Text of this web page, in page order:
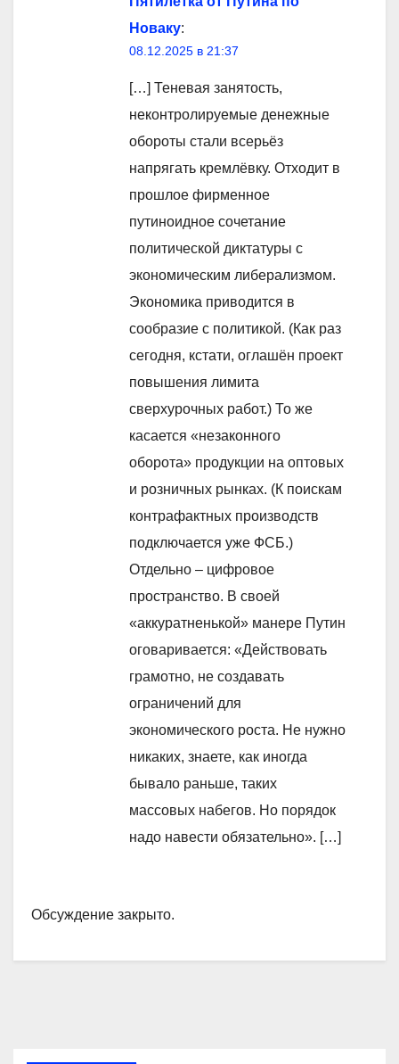
Новаку:
08.12.2025 в 21:37
[…] Теневая занятость,
неконтролируемые денежные
обороты стали всерьёз
напрягать кремлёвку. Отходит в
прошлое фирменное
путиноидное сочетание
политической диктатуры с
экономическим либерализмом.
Экономика приводится в
сообразие с политикой. (Как раз
сегодня, кстати, оглашён проект
повышения лимита
сверхурочных работ.) То же
касается «незаконного
оборота» продукции на оптовых
и розничных рынках. (К поискам
контрафактных производств
подключается уже ФСБ.)
Отдельно – цифровое
пространство. В своей
«аккуратненькой» манере Путин
оговаривается: «Действовать
грамотно, не создавать
ограничений для
экономического роста. Не нужно
никаких, знаете, как иногда
бывало раньше, таких
массовых набегов. Но порядок
надо навести обязательно». […]
Обсуждение закрыто.